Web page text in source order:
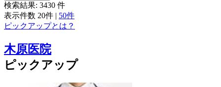
検索結果: 3430 件
表示件数 20件 | 50件
ピックアップとは？
木原医院
ピックアップ